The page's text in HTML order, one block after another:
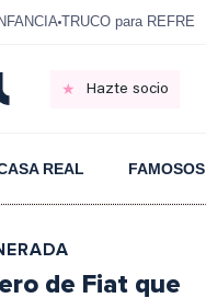
TRUCO para
Hazte socio
REAL FAMOSOS
de Fiat que